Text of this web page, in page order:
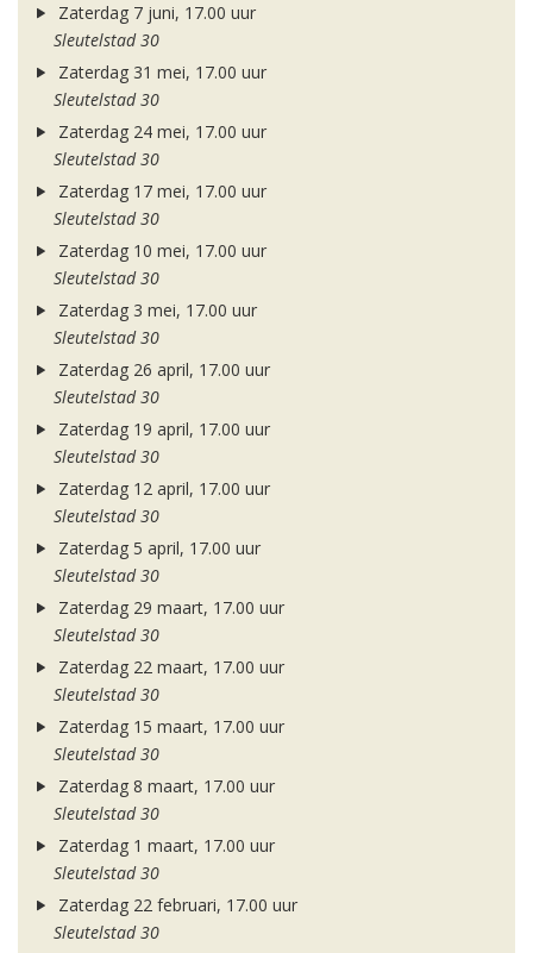
Zaterdag 7 juni, 17.00 uur
Sleutelstad 30
Zaterdag 31 mei, 17.00 uur
Sleutelstad 30
Zaterdag 24 mei, 17.00 uur
Sleutelstad 30
Zaterdag 17 mei, 17.00 uur
Sleutelstad 30
Zaterdag 10 mei, 17.00 uur
Sleutelstad 30
Zaterdag 3 mei, 17.00 uur
Sleutelstad 30
Zaterdag 26 april, 17.00 uur
Sleutelstad 30
Zaterdag 19 april, 17.00 uur
Sleutelstad 30
Zaterdag 12 april, 17.00 uur
Sleutelstad 30
Zaterdag 5 april, 17.00 uur
Sleutelstad 30
Zaterdag 29 maart, 17.00 uur
Sleutelstad 30
Zaterdag 22 maart, 17.00 uur
Sleutelstad 30
Zaterdag 15 maart, 17.00 uur
Sleutelstad 30
Zaterdag 8 maart, 17.00 uur
Sleutelstad 30
Zaterdag 1 maart, 17.00 uur
Sleutelstad 30
Zaterdag 22 februari, 17.00 uur
Sleutelstad 30